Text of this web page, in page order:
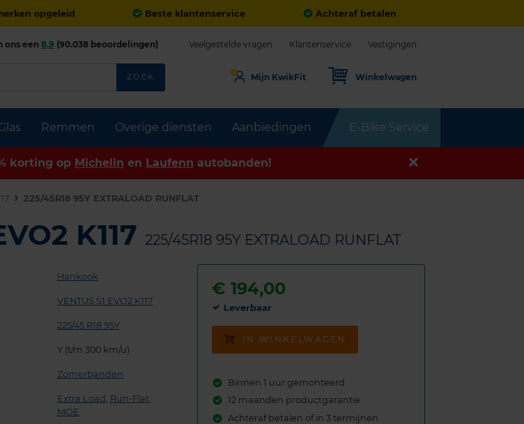
opgeleid Beste klantenservice Achteraf betalen
Remmen Overige diensten Aanbiedingen E-Bike Service
ons een 8,9 (90.038 beoordelingen) Veelgestelde vragen Klantenservice Vestigingen
ZOEK Mijn KwikFit Winkelwagen
korting op Michelin en Laufenn autobanden!
225/45R18 95Y EXTRALOAD RUNFLAT
K117 225/45R18 95Y EXTRALOAD RUNFLAT
Hankook
VENTUS S1 EVO2 K117
225/45 R18 95Y
Y (t/m 300 km/u)
Zomerbanden
Extra Load , Run-Flat,
MOE
€194,00
Leverbaar
IN WINKELWAGEN
Binnen 1 uur gemonteerd
12 maanden productgarantie
Achteraf betalen of in 3 termijnen